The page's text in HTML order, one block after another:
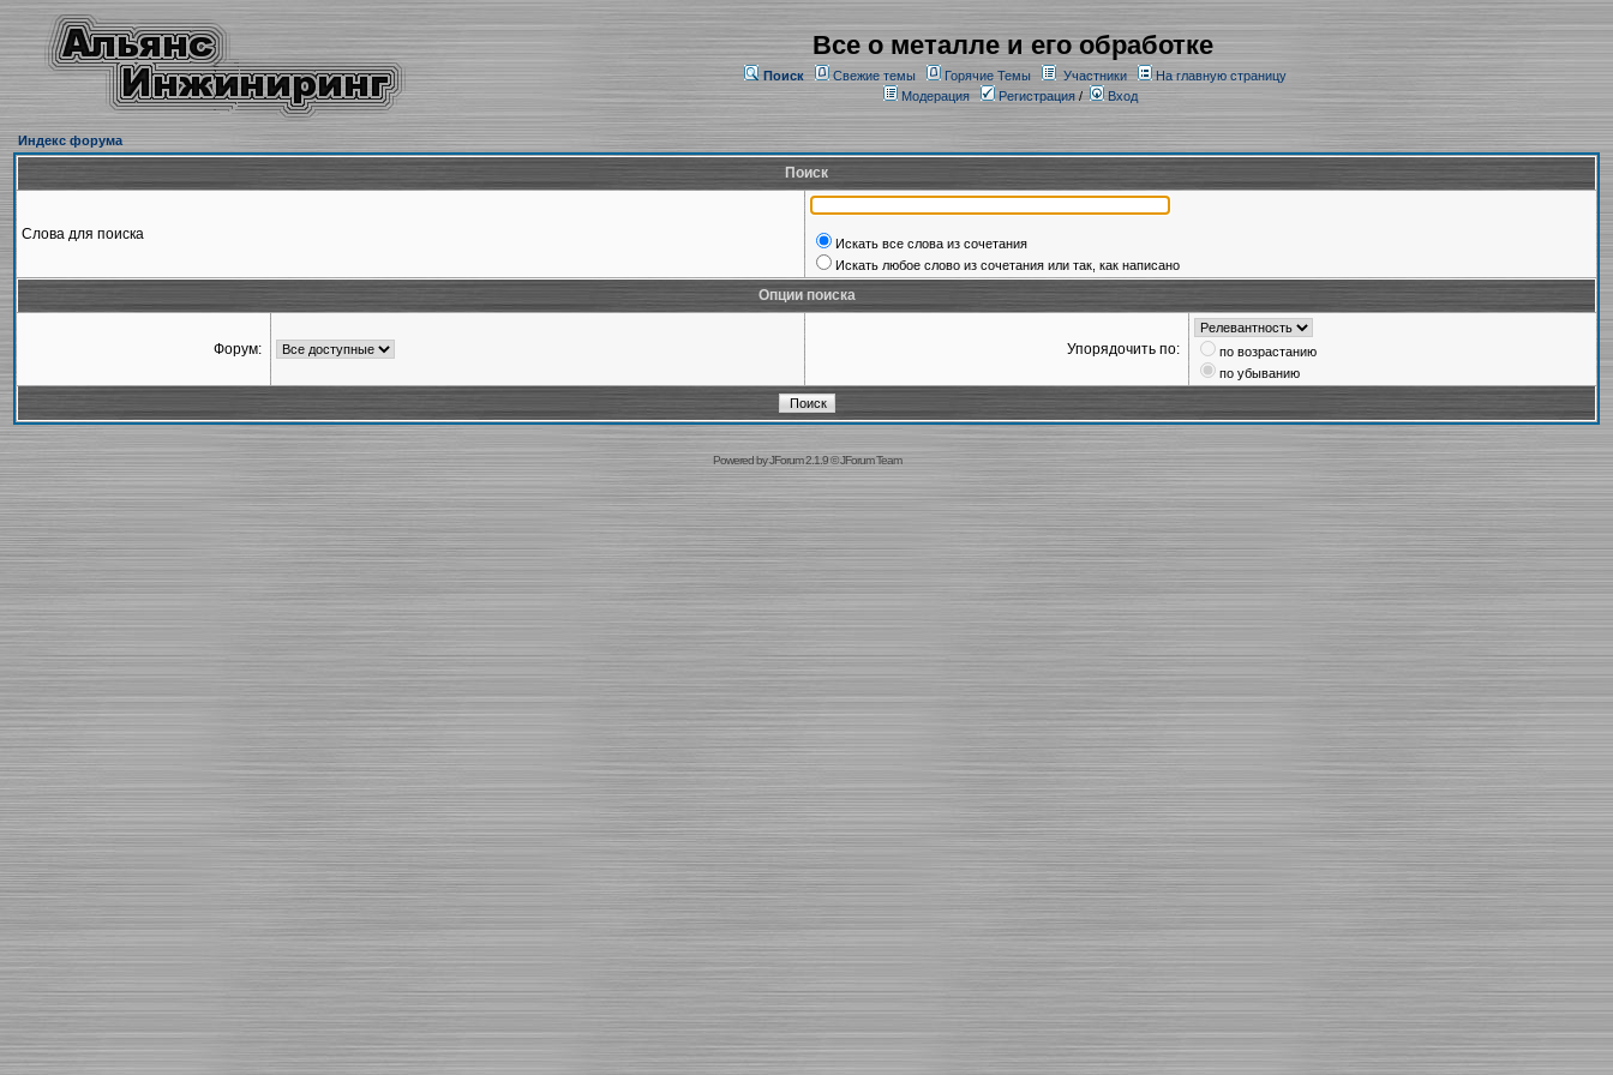
Все о металле и его обработке
Поиск Свежие темы Горячие Темы Участники
На главную страницу
Модерация
Регистрация/ Вход
Индекс форума
Поиск
Слова для поиска
Искать все слова из сочетания
Искать любое слово из сочетания или так, как написано
Опции поиска
Форум: Упорядочить по:
по возрастанию
по убыванию
Powered byJForum 2.1.9©JForum Team